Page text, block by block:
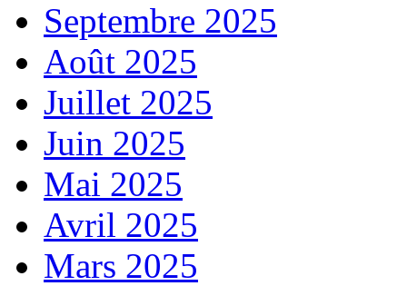
Septembre 2025
Août 2025
Juillet 2025
Juin 2025
Mai 2025
Avril 2025
Mars 2025